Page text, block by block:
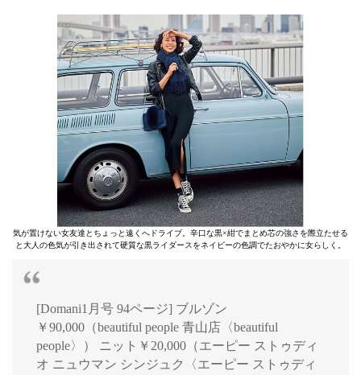
気が置けない女友達とちょっと遠くへドライブ。辛口な黒×紺でまとめ芯の強さを際立たせる
と大人の色気が引き出されて硬質な黒ライダースをネイビーの色調でたおやかに女らしく。
[Domani1月号 94ページ] ブルゾン
￥90,000（beautiful people 青山店〈beautiful
people〉） ニット￥20,000（エーピー ストゥディ
オ ニュウマン シンジュク〈エーピー ストゥディ